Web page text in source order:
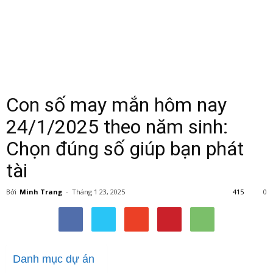
Con số may mắn hôm nay
24/1/2025 theo năm sinh:
Chọn đúng số giúp bạn phát
tài
Bởi Minh Trang - Tháng 1 23, 2025 0
415
Danh mục dự án